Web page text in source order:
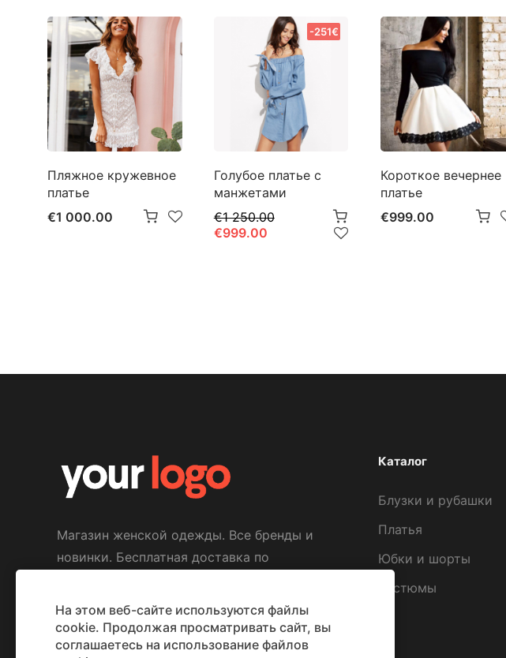
Пляжное кружевное
платье
€1 000.00
-251€
Голубое платье с
манжетами
€1 250.00
€999.00
Короткое вечернее
платье
€999.00
Магазин женской одежды. Все бренды и
новинки. Бесплатная доставка по
Мы в соц. сетях:
Каталог
Блузки и рубашки
Платья
Юбки и шорты
Костюмы
На этом веб-сайте используются файлы
cookie. Продолжая просматривать сайт, вы
соглашаетесь на использование файлов